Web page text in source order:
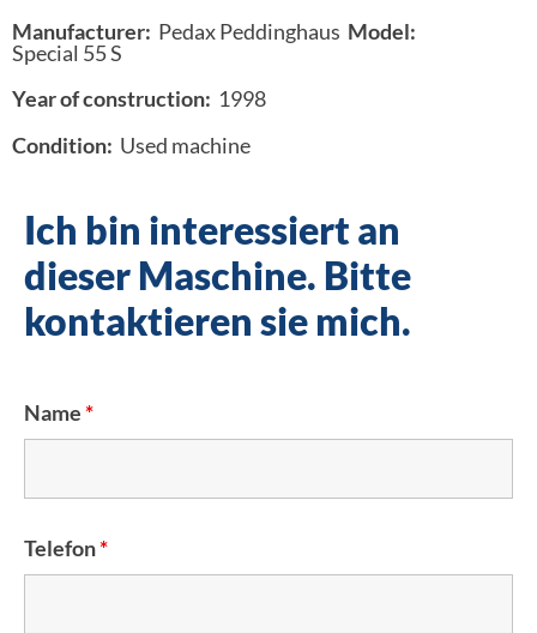
Manufacturer: Pedax Peddinghaus Model:
Special 55 S
Year of construction: 1998
Condition: Used machine
Ich bin interessiert an
dieser Maschine. Bitte
kontaktieren sie mich.
Name*
Telefon*